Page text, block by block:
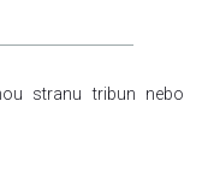
stranu tribun nebo